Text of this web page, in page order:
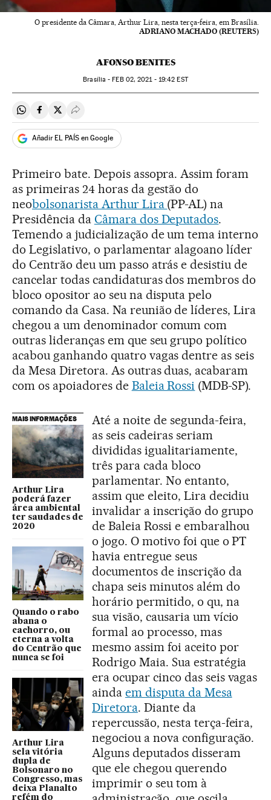
O presidente da Câmara, Arthur Lira, nesta terça-feira, em Brasília.
ADRIANO MACHADO (REUTERS)
AFONSO BENITES
Brasília -FEB02, 2021 - 19:42 EST
Compartir en Whatsapp
Compartir en Facebook
Compartir en Twitter
Desplegar Redes Sociales
Añadir EL PAÍS en Google
Primeiro bate. Depois assopra. Assim foram
as primeiras 24 horas da gestão do
neobolsonarista Arthur Lira (PP-AL) na
Presidência da Câmara dos Deputados.
Temendo a judicialização de um tema interno
do Legislativo, o parlamentar alagoano líder
do Centrão deu um passo atrás e desistiu de
cancelar todas candidaturas dos membros do
bloco opositor ao seu na disputa pelo
comando da Casa. Na reunião de líderes, Lira
chegou a um denominador comum com
outras lideranças em que seu grupo político
acabou ganhando quatro vagas dentre as seis
da Mesa Diretora. As outras duas, acabaram
com os apoiadores de Baleia Rossi (MDB-SP).
MAIS INFORMAÇÕES
Arthur Lira
poderá fazer
área ambiental
ter saudades de
2020
Quando o rabo
abana o
cachorro, ou
eterna a volta
do Centrão que
nunca se foi
Arthur Lira
sela vitória
dupla de
Bolsonaro no
Congresso, mas
deixa Planalto
refém do
Até a noite de segunda-feira,
as seis cadeiras seriam
divididas igualitariamente,
três para cada bloco
parlamentar. No entanto,
assim que eleito, Lira decidiu
invalidar a inscrição do grupo
de Baleia Rossi e embaralhou
o jogo. O motivo foi que o PT
havia entregue seus
documentos de inscrição da
chapa seis minutos além do
horário permitido, o qu, na
sua visão, causaria um vício
formal ao processo, mas
mesmo assim foi aceito por
Rodrigo Maia. Sua estratégia
era ocupar cinco das seis vagas
ainda em disputa da Mesa
Diretora. Diante da
repercussão, nesta terça-feira,
negociou a nova configuração.
Alguns deputados disseram
que ele chegou querendo
imprimir o seu tom à